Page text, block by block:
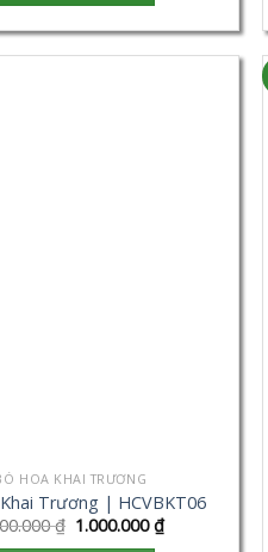
HOA KHAI TRƯƠNG
Trương | HCVBKT06
₫ 1.000.000₫